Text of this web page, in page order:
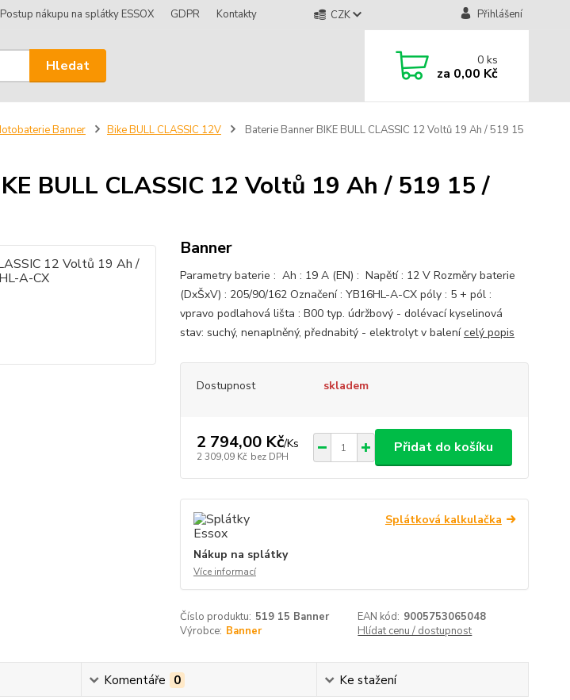
Postup nákupu na splátky ESSOX GDPR Kontakty CZK Přihlášení
Hledat 0ks
za 0,00 Kč
Banner Bike BULL CLASSIC 12V
Baterie Banner BIKE BULL CLASSIC 12 Voltů 19 Ah / 519 15
BULL CLASSIC 12 Voltů 19 Ah / 519 15 /
Banner
Parametry baterie : Ah : 19 A (EN) : Napětí : 12 V Rozměry baterie
(DxŠxV) : 205/90/162 Označení : YB16HL-A-CX póly : 5 + pól :
vpravo podlahová lišta : B00 typ. údržbový - dolévací kyselinová
stav: suchý, nenaplněný, přednabitý - elektrolyt v balenícelý popis
Dostupnost skladem
2 794,00 Kč/Ks
2 309,09 Kč bez DPH
Přidat do košíku
Splátková kalkulačka
Nákup na splátky
Více informací
Číslo produktu: 519 15 Banner EAN kód: 9005753065048
Výrobce: Banner Hlídat cenu / dostupnost
Komentáře 0 Ke stažení